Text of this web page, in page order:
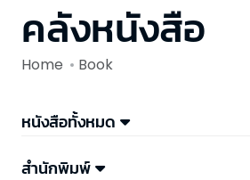
คลังหนังสือ
Home Book
หนังสือทั้งหมด
สำนักพิมพ์